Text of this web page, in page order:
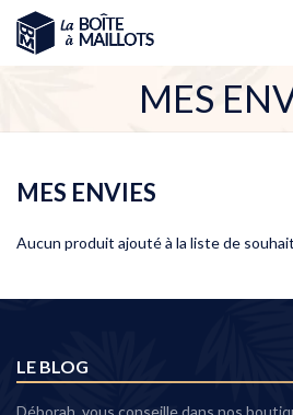
MES
MES ENVIES
Aucun produit ajouté à la liste de
LE BLOG
Déborah, vous conseille dans nos